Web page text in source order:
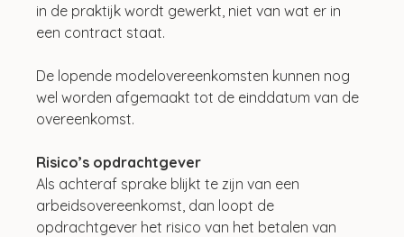
in de praktijk wordt gewerkt, niet van wat er in
een contract staat.
De lopende modelovereenkomsten kunnen nog
wel worden afgemaakt tot de einddatum van de
overeenkomst.
Risico’s opdrachtgever
Als achteraf sprake blijkt te zijn van een
arbeidsovereenkomst, dan loopt de
opdrachtgever het risico van het betalen van